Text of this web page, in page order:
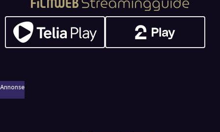
Annonse